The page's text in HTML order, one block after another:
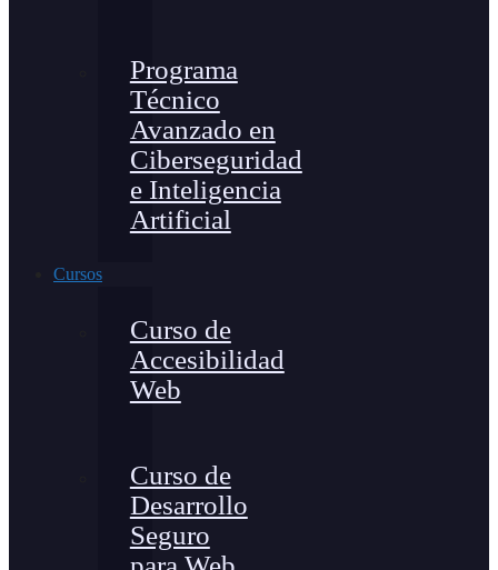
Programa
Técnico
Avanzado en
Ciberseguridad
e Inteligencia
Artificial
Cursos
Curso de
Accesibilidad
Web
Curso de
Desarrollo
Seguro